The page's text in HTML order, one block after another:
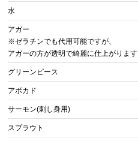
水
アガー
※ゼラチンでも代用可能ですが、
アガーの方が透明で綺麗に仕上がります
グリーンピース
アボカド
サーモン(刺し身用)
スプラウト